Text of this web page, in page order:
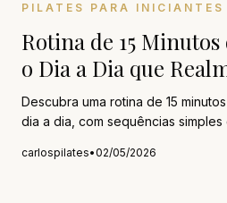
PILATES PARA INICIANTES
Rotina de 15
o Dia a Dia que
Descubra uma rotina de 15
dia a dia, com sequências simples
carlospilates•02/05/2026